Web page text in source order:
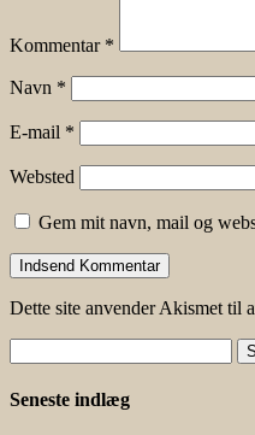
Kommentar *
Navn *
E-mail *
Websted
Gem mit navn, mail og
Dette site anvender Akismet til
efter:
Seneste indlæg